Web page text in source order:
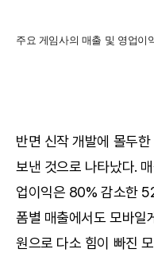
주요 게임사의 매출 및 영업이
반면 신작 개발에 몰두
보낸 것으로 나타났다.
업이익은 80% 감소한
폼별 매출에서도 모바
원으로 다소 힘이 빠진